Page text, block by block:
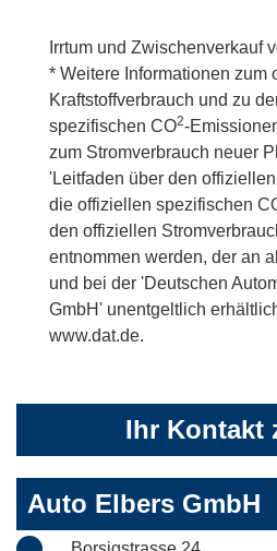
Irrtum und Zwischenverkauf
* Weitere Informationen zum
Kraftstoffverbrauch und zu
spezifischen CO2-
zum Stromverbrauch neuer
'Leitfaden über den
die offiziellen spezifischen
den offiziellen
entnommen werden, der an
und bei der 'Deutschen
GmbH' unentgeltlich
www.dat.de.
Ihr Kontakt
Auto Elbers GmbH